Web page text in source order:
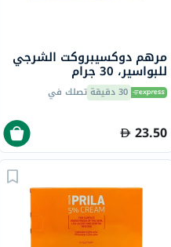
مرهم دوكسيبروكت الشرجي
للبواسير، 30 جرام
30 دقيقة تصلك في
23.50